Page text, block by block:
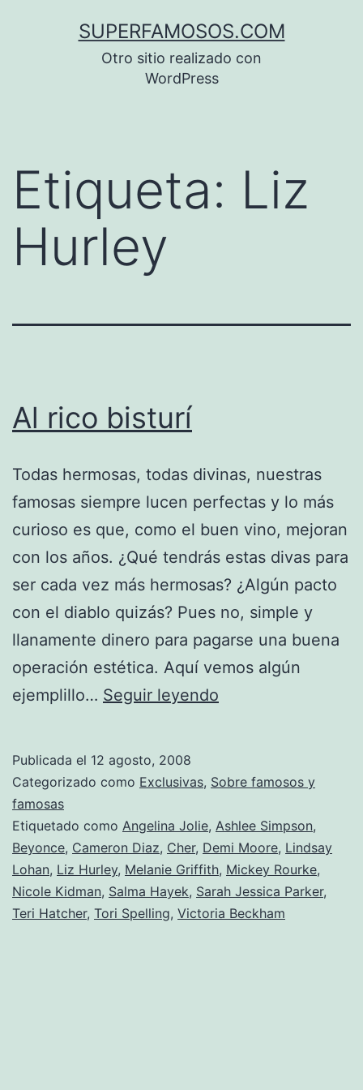
SUPERFAMOSOS.COM
Otro sitio realizado con
WordPress
Etiqueta: Liz
Hurley
Al rico bisturí
Todas hermosas, todas divinas, nuestras
famosas siempre lucen perfectas y lo más
curioso es que, como el buen vino, mejoran
con los años. ¿Qué tendrás estas divas para
ser cada vez más hermosas? ¿Algún pacto
con el diablo quizás? Pues no, simple y
llanamente dinero para pagarse una buena
operación estética. Aquí vemos algún
ejemplillo… Seguir leyendo
Publicada el 12 agosto, 2008
Categorizado como Exclusivas, Sobre famosos y
famosas
Etiquetado como Angelina Jolie, Ashlee Simpson,
Beyonce, Cameron Diaz, Cher, Demi Moore, Lindsay
Lohan, Liz Hurley, Melanie Griffith, Mickey Rourke,
Nicole Kidman, Salma Hayek, Sarah Jessica Parker,
Teri Hatcher, Tori Spelling, Victoria Beckham